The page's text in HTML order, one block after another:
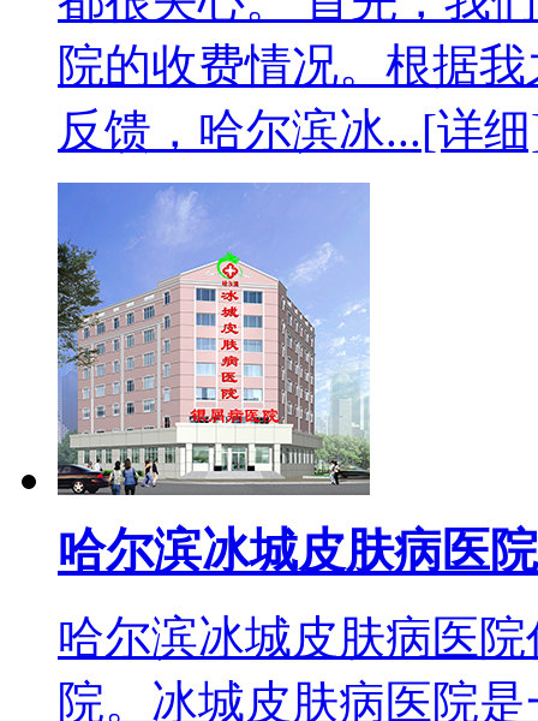
院的收费情况。根据
反馈，哈尔滨冰...[详
哈尔滨冰城皮肤病医
哈尔滨冰城皮肤病医
院。冰城皮肤病医院